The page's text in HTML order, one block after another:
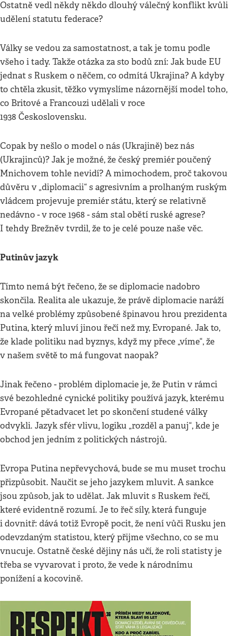
Ostatně vedl někdy někdo dlouhý válečný konflikt kvůli
udělení statutu federace?
Války se vedou za samostatnost, a tak je tomu podle
všeho i tady. Takže otázka za sto bodů zní: Jak bude EU
jednat s Ruskem o něčem, co odmítá Ukrajina? A kdyby
to chtěla zkusit, těžko vymyslíme názornější model toho,
co Britové a Francouzi udělali v roce
1938 Československu.
Copak by nešlo o model o nás (Ukrajině) bez nás
(Ukrajinců)? Jak je možné, že český premiér poučený
Mnichovem tohle nevidí? A mimochodem, proč takovou
důvěru v „diplomacii“ s agresivním a prolhaným ruským
vládcem projevuje premiér státu, který se relativně
nedávno - v roce 1968 - sám stal obětí ruské agrese?
I tehdy Brežněv tvrdil, že to je celé pouze naše věc.
Putinův jazyk
Tímto nemá být řečeno, že se diplomacie nadobro
skončila. Realita ale ukazuje, že právě diplomacie naráží
na velké problémy způsobené špinavou hrou prezidenta
Putina, který mluví jinou řečí než my, Evropané. Jak to,
že klade politiku nad byznys, když my přece „víme“, že
v našem světě to má fungovat naopak?
Jinak řečeno - problém diplomacie je, že Putin v rámci
své bezohledné cynické politiky používá jazyk, kterému
Evropané pětadvacet let po skončení studené války
odvykli. Jazyk sfér vlivu, logiku „rozděl a panuj“, kde je
obchod jen jedním z politických nástrojů.
Evropa Putina nepřevychová, bude se mu muset trochu
přizpůsobit. Naučit se jeho jazykem mluvit. A sankce
jsou způsob, jak to udělat. Jak mluvit s Ruskem řečí,
které evidentně rozumí. Je to řeč síly, která funguje
i dovnitř: dává totiž Evropě pocit, že není vůči Rusku jen
odevzdaným statistou, který přijme všechno, co se mu
vnucuje. Ostatně české dějiny nás učí, že roli statisty je
třeba se vyvarovat i proto, že vede k národnímu
ponížení a kocovině.